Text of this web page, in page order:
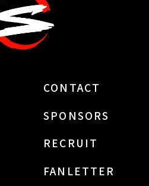
CONTACT
SPONSORS
RECRUIT
FANLETTER